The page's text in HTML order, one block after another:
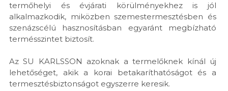
termőhelyi és évjárati körülményekhez is jól
alkalmazkodik, miközben szemestermesztésben és
szenázscélú hasznosításban egyaránt megbízható
termésszintet biztosít.
Az SU KARLSSON azoknak a termelőknek kínál új
lehetőséget, akik a korai betakaríthatóságot és a
termesztésbiztonságot egyszerre keresik.